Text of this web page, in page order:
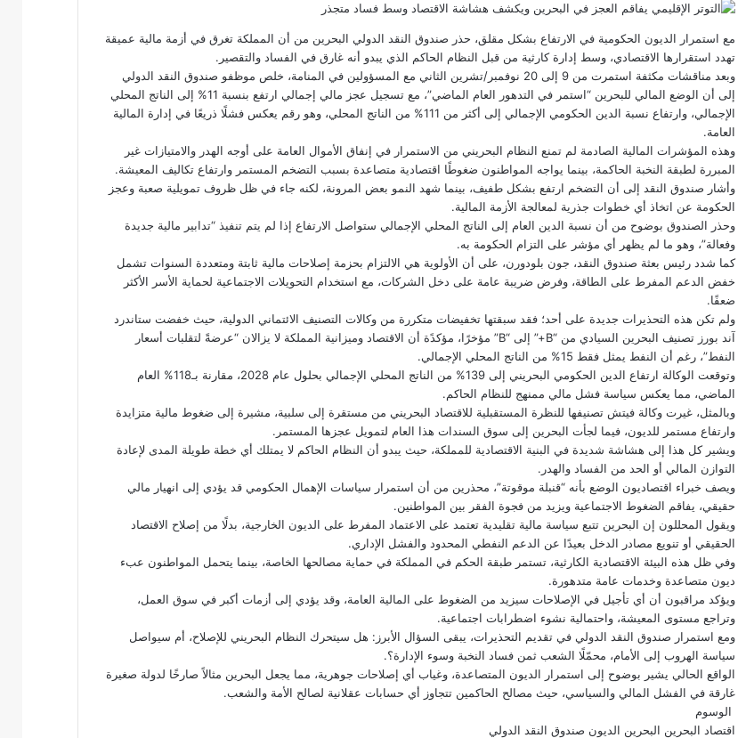
س
ينu
m
ن
ت
س
ت
e
d
t
ت
مع استمرار الديون الحكومية في الارتفاع بشكل مقلق، حذر صندوق النقد الدولي البحرين من أن المملكة تغرق في أزمة مالية عميقة
تهدد استقرارها الاقتصادي، وسط إدارة كارثية من قبل النظام الحاكم الذي يبدو أنه غارق في الفساد والتقصير.
وبعد مناقشات مكثفة استمرت من 9 إلى 20 نوفمبر/تشرين الثاني مع المسؤولين في المنامة، خلص موظفو صندوق النقد الدولي
إلى أن الوضع المالي للبحرين “استمر في التدهور العام الماضي”، مع تسجيل عجز مالي إجمالي ارتفع بنسبة 11% إلى الناتج المحلي
الإجمالي، وارتفاع نسبة الدين الحكومي الإجمالي إلى أكثر من 111% من الناتج المحلي، وهو رقم يعكس فشلًا ذريعًا في إدارة المالية
العامة.
وهذه المؤشرات المالية الصادمة لم تمنع النظام البحريني من الاستمرار في إنفاق الأموال العامة على أوجه الهدر والامتيازات غير
المبررة لطبقة النخبة الحاكمة، بينما يواجه المواطنون ضغوطًا اقتصادية متصاعدة بسبب التضخم المستمر وارتفاع تكاليف المعيشة.
وأشار صندوق النقد إلى أن التضخم ارتفع بشكل طفيف، بينما شهد النمو بعض المرونة، لكنه جاء في ظل ظروف تمويلية صعبة وعجز
الحكومة عن اتخاذ أي خطوات جذرية لمعالجة الأزمة المالية.
وحذر الصندوق بوضوح من أن نسبة الدين العام إلى الناتج المحلي الإجمالي ستواصل الارتفاع إذا لم يتم تنفيذ “تدابير مالية جديدة
وفعالة”، وهو ما لم يظهر أي مؤشر على التزام الحكومة به.
كما شدد رئيس بعثة صندوق النقد، جون بلودورن، على أن الأولوية هي الالتزام بحزمة إصلاحات مالية ثابتة ومتعددة السنوات تشمل
خفض الدعم المفرط على الطاقة، وفرض ضريبة عامة على دخل الشركات، مع استخدام التحويلات الاجتماعية لحماية الأسر الأكثر
ضعفًا.
ولم تكن هذه التحذيرات جديدة على أحد؛ فقد سبقتها تخفيضات متكررة من وكالات التصنيف الائتماني الدولية، حيث خفضت ستاندرد
آند بورز تصنيف البحرين السيادي من “B+” إلى “B” مؤخرًا، مؤكدًة أن الاقتصاد وميزانية المملكة لا يزالان “عرضةً لتقلبات أسعار
النفط”، رغم أن النفط يمثل فقط 15% من الناتج المحلي الإجمالي.
وتوقعت الوكالة ارتفاع الدين الحكومي البحريني إلى 139% من الناتج المحلي الإجمالي بحلول عام 2028، مقارنة بـ118% العام
الماضي، مما يعكس سياسة فشل مالي ممنهج للنظام الحاكم.
وبالمثل، غيرت وكالة فيتش تصنيفها للنظرة المستقبلية للاقتصاد البحريني من مستقرة إلى سلبية، مشيرة إلى ضغوط مالية متزايدة
وارتفاع مستمر للديون، فيما لجأت البحرين إلى سوق السندات هذا العام لتمويل عجزها المستمر.
ويشير كل هذا إلى هشاشة شديدة في البنية الاقتصادية للمملكة، حيث يبدو أن النظام الحاكم لا يمتلك أي خطة طويلة المدى لإعادة
التوازن المالي أو الحد من الفساد والهدر.
ويصف خبراء اقتصاديون الوضع بأنه “قنبلة موقوتة”، محذرين من أن استمرار سياسات الإهمال الحكومي قد يؤدي إلى انهيار مالي
حقيقي، يفاقم الضغوط الاجتماعية ويزيد من فجوة الفقر بين المواطنين.
ويقول المحللون إن البحرين تتبع سياسة مالية تقليدية تعتمد على الاعتماد المفرط على الديون الخارجية، بدلًا من إصلاح الاقتصاد
الحقيقي أو تنويع مصادر الدخل بعيدًا عن الدعم النفطي المحدود والفشل الإداري.
وفي ظل هذه البيئة الاقتصادية الكارثية، تستمر طبقة الحكم في المملكة في حماية مصالحها الخاصة، بينما يتحمل المواطنون عبء
ديون متصاعدة وخدمات عامة متدهورة.
ويؤكد مراقبون أن أي تأجيل في الإصلاحات سيزيد من الضغوط على المالية العامة، وقد يؤدي إلى أزمات أكبر في سوق العمل،
وتراجع مستوى المعيشة، واحتمالية نشوء اضطرابات اجتماعية.
ومع استمرار صندوق النقد الدولي في تقديم التحذيرات، يبقى السؤال الأبرز: هل سيتحرك النظام البحريني للإصلاح، أم سيواصل
سياسة الهروب إلى الأمام، محمّلًا الشعب ثمن فساد النخبة وسوء الإدارة؟.
الواقع الحالي يشير بوضوح إلى استمرار الديون المتصاعدة، وغياب أي إصلاحات جوهرية، مما يجعل البحرين مثالاً صارخًا لدولة صغيرة
غارقة في الفشل المالي والسياسي، حيث مصالح الحاكمين تتجاوز أي حسابات عقلانية لصالح الأمة والشعب.
الوسوم
اقتصاد البحرين البحرين الديون صندوق النقد الدولي